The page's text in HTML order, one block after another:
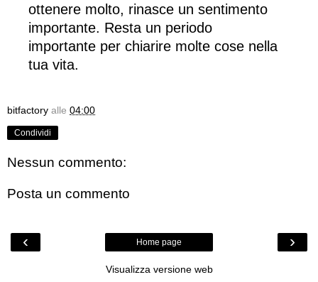
ottenere molto, rinasce un sentimento
importante. Resta un periodo
importante per chiarire molte cose nella
tua vita.
bitfactory alle 04:00
Condividi
Nessun commento:
Posta un commento
‹ ›
Home page
Visualizza versione web